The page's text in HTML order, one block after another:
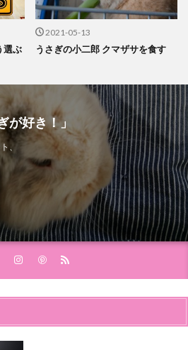
選ぶ
2021-05-13
うさぎの小二郎 クマザサを食す
が好き！」
、